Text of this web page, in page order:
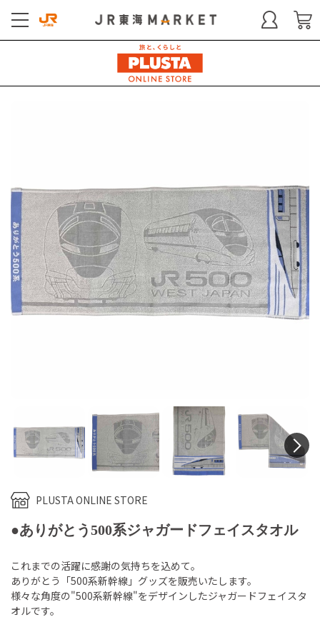
PLUSTA ONLINE STORE
●ありがとう500系ジャガードフェイスタオル
これまでの活躍に感謝の気持ちを込めて。
ありがとう「500系新幹線」グッズを販売いたします。
様々な角度の"500系新幹線"をデザインしたジャガードフェイスタ
オルです。